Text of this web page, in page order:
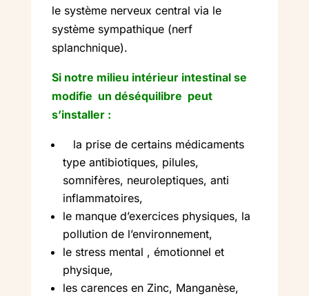
le système nerveux central via le
système sympathique (nerf
splanchnique).
Si notre milieu intérieur intestinal se
modifie un déséquilibre peut
s’installer :
la prise de certains médicaments
type antibiotiques, pilules,
somnifères, neuroleptiques, anti
inflammatoires,
le manque d’exercices physiques, la
pollution de l’environnement,
le stress mental , émotionnel et
physique,
les carences en Zinc, Manganèse,